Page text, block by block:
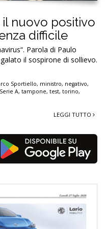
nuovo positivo
difficile
Parola di Paulo
il sospirone di sollievo.
Sportiello, ministro, negativo,
Serie A, tampone, test, torino,
LEGGI TUTTO